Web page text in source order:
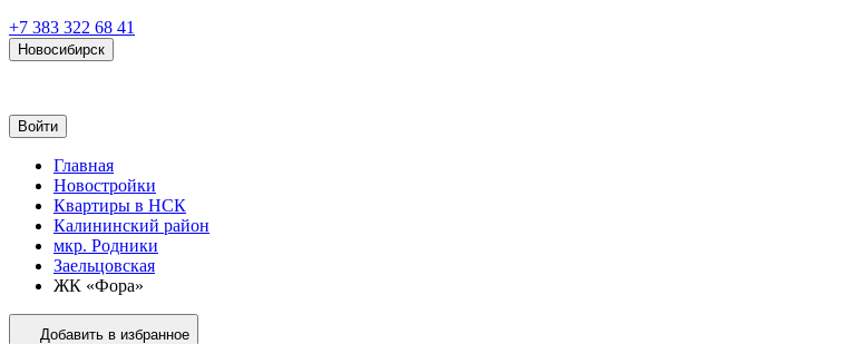
+7 383 322 68 41
Новосибирск
Войти
Главная
Новостройки
Квартиры в НСК
Калининский район
мкр. Родники
Заельцовская
ЖК «Фора»
Добавить в избранное